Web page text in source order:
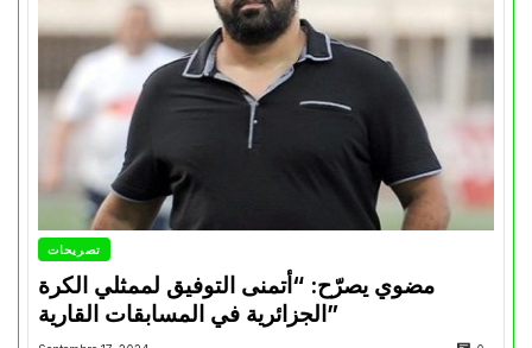
تصريحات
مضوي يصرّح: “أتمنى التوفيق لممثلي الكرة
الجزائرية في المسابقات القارية”